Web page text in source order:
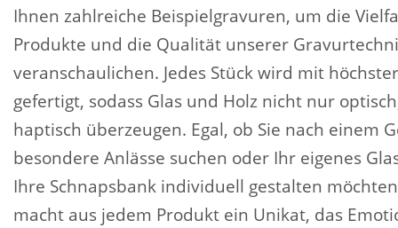
Ihnen zahlreiche Beispielgravuren, um die
Produkte und die Qualität unserer
veranschaulichen. Jedes Stück wird mit
gefertigt, sodass Glas und Holz nicht nur
haptisch überzeugen. Egal, ob Sie nach einem
besondere Anlässe suchen oder Ihr eigenes
Ihre Schnapsbank individuell gestalten
macht aus jedem Produkt ein Unikat, das